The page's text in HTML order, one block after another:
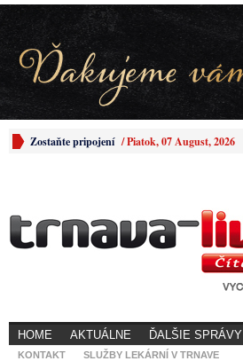
Zostaňte pripojení /Piatok, 07 August, 2026
HOME AKTUÁLNE ĎALŠIE SPRÁVY
KONTAKT SLUŽBY LEKÁRNÍ V TRNAVE